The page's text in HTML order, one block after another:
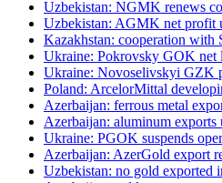
Uzbekistan: NGMK renews
Uzbekistan: AGMK net profit
Kazakhstan: cooperation with
Ukraine: Pokrovsky GOK net
Ukraine: Novoselivskyi GZK
Poland: ArcelorMittal
Azerbaijan: ferrous metal
Azerbaijan: aluminum
Ukraine: PGOK suspends
Azerbaijan: AzerGold export
Uzbekistan: no gold exported